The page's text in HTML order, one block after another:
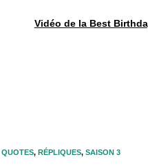
Vidéo de la Best
QUOTES, RÉPLIQUES, SAISON 3